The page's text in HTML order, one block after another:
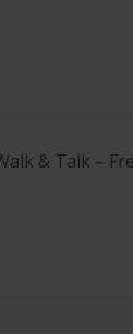
& Talk –